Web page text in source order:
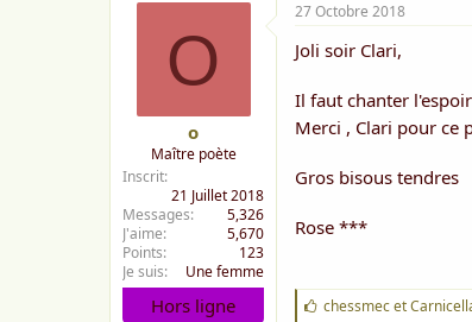
O
o
Maître poète
Inscrit
21 Juillet 2018
Messages
5,326
J'aime
5,670
Points
123
Je suis
Une femme
Hors ligne
27 Octobre 2018
Joli soir Clari,
Il faut chanter
Merci , Clari pour ce
Gros bisous tendres
Rose ***
Jchessmecet